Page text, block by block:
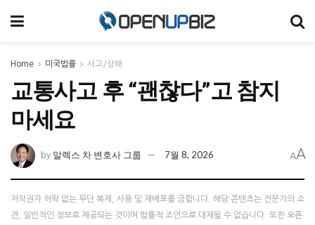
Home 미국법률 사고/상해
교통사고 후 “괜찮다”고 참지
마세요
by 알렉스 차 변호사 그룹 7월 8, 2026 AA
저작권자 허락 없는 무단 복제, 사용 및 재배포를 금합니다. 해당 콘텐츠는 전문가의 소
견, 일반적인 정보로 제공되는 것이며 법률적 조언으로 대체될 수 없습니다. 또한 오픈